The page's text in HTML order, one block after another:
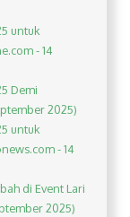
untuk
- 14
Demi
2025)
untuk
- 14
di Event Lari
2025)